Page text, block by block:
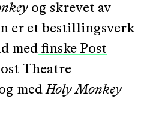
og skrevet av
er et bestillingsverk
med finske Post
Theatre
medHoly Monkey